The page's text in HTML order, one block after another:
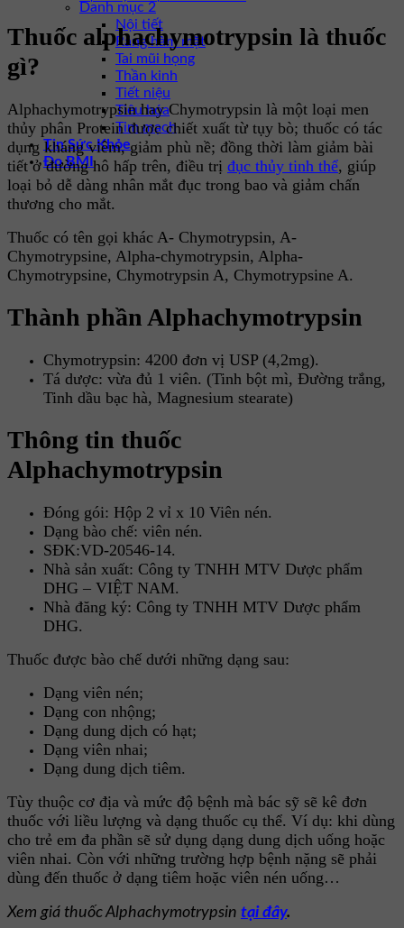
Danh mục 2
Nội tiết
Răng hàm mặt
Tai mũi họng
Thần kinh
Tiết niệu
Tiêu hóa
Tim mạch
Tin Sức Khỏe
Đo BMI
Thuốc alphachymotrypsin là thuốc
gì?
Alphachymotrypsin hay Chymotrypsin là một loại men
thủy phân Protein được chiết xuất từ tụy bò; thuốc có tác
dụng kháng viêm, giảm phù nề; đồng thời làm giảm bài
tiết ở đường hô hấp trên, điều trị đục thủy tinh thể, giúp
loại bỏ dễ dàng nhân mắt đục trong bao và giảm chấn
thương cho mắt.
Thuốc có tên gọi khác A- Chymotrypsin, A-
Chymotrypsine, Alpha-chymotrypsin, Alpha-
Chymotrypsine, Chymotrypsin A, Chymotrypsine A.
Thành phần Alphachymotrypsin
Chymotrypsin: 4200 đơn vị USP (4,2mg).
Tá dược: vừa đủ 1 viên. (Tinh bột mì, Đường trắng,
Tinh dầu bạc hà, Magnesium stearate)
Thông tin thuốc
Alphachymotrypsin
Đóng gói: Hộp 2 vỉ x 10 Viên nén.
Dạng bào chế: viên nén.
SĐK:VD-20546-14.
Nhà sản xuất: Công ty TNHH MTV Dược phẩm
DHG – VIỆT NAM.
Nhà đăng ký: Công ty TNHH MTV Dược phẩm
DHG.
Thuốc được bào chế dưới những dạng sau:
Dạng viên nén;
Dạng con nhộng;
Dạng dung dịch có hạt;
Dạng viên nhai;
Dạng dung dịch tiêm.
Tùy thuộc cơ địa và mức độ bệnh mà bác sỹ sẽ kê đơn
thuốc với liều lượng và dạng thuốc cụ thể. Ví dụ: khi dùng
cho trẻ em đa phần sẽ sử dụng dạng dung dịch uống hoặc
viên nhai. Còn với những trường hợp bệnh nặng sẽ phải
dùng đến thuốc ở dạng tiêm hoặc viên nén uống…
Xem giá thuốc Alphachymotrypsin tại đây.